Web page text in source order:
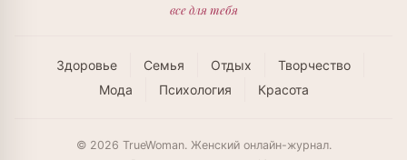
все для тебя
Здоровье Семья Отдых
Творчество
Мода
Психология Красота
© 2026 TrueWoman. Женский онлайн-журнал.